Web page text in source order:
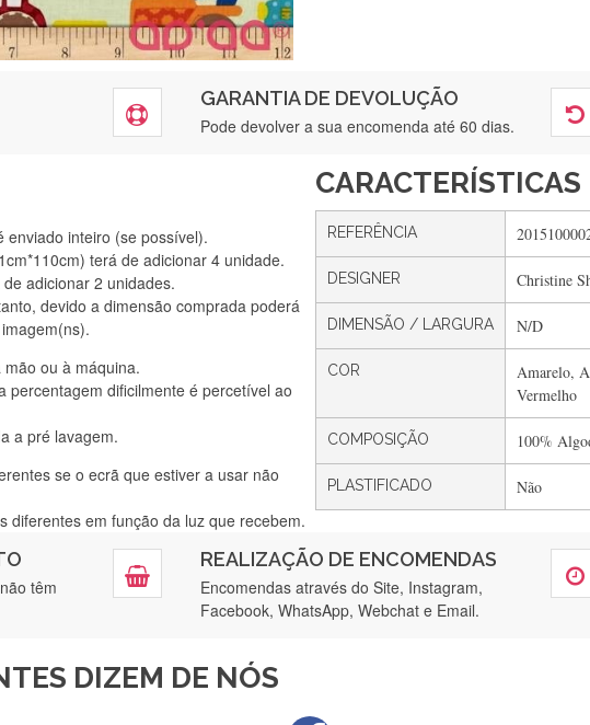
GARANTIA DE DEVOLUÇÃO
Pode devolver a sua encomenda até 60 dias.
enviado inteiro (se possível).
terá de adicionar 4 unidade.
adicionar 2 unidades.
devido a dimensão comprada poderá
ou à máquina.
percentagem dificilmente é percetível ao
a pré lavagem.
se o ecrã que estiver a usar não
diferentes em função da luz que recebem.
CARACTERÍSTICAS
REFERÊNCIA
DESIGNER Christine
DIMENSÃO / LARGURA N/D
COR
Amarelo,
Vermelho
COMPOSIÇÃO 100%
PLASTIFICADO Não
têm
REALIZAÇÃO DE ENCOMENDAS
Encomendas através do Site, Instagram,
Facebook, WhatsApp, Webchat e Email.
DIZEM DE NÓS
Silvia Lopes
Encomenda direitinha. Rapidez e segurança. Volto a encomendar.
Gostei ,Serviço bastante rápido. recomendo
Filipa Freire
atendimento 5*. Hoje chegará a segunda encomenda feita de muitas
rápida entrega e vinha muito bem protegida para o transporte, muito